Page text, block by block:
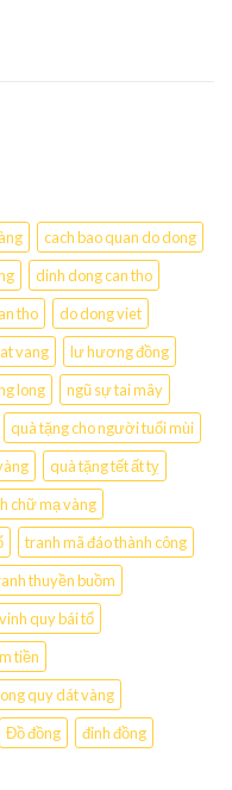
cach bao quan do dong
dinh dong can tho
tho
do dong viet
vang
lư hương đồng
long
ngũ sự tai mây
quà tặng cho người tuổi mùi
quà tặng tết ất tỵ
chữ mạ vàng
tranh mã đáo thành công
thuyền buồm
quy bái tổ
tiền
quy dát vàng
Đồ đồng
đỉnh đồng